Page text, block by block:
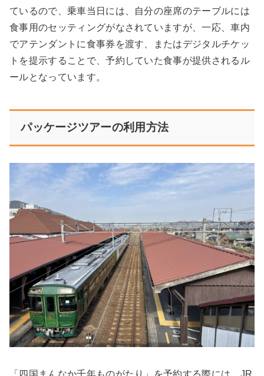
ているので、乗車当日には、自分の座席のテーブルには
食事用のセッティングがなされていますが、一応、車内
でアテンダントに食事券を渡す、またはデジタルチケッ
トを提示することで、予約していた食事が提供されるル
ールとなっています。
パッケージツアーの利用方法
「四国まんなか千年ものがたり」を予約する際には、JR